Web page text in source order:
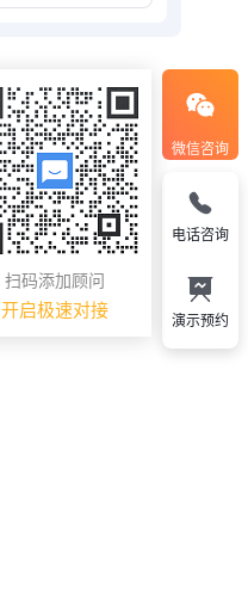
微信咨询
扫码添加顾问
开启极速对接
电话咨询
演示预约